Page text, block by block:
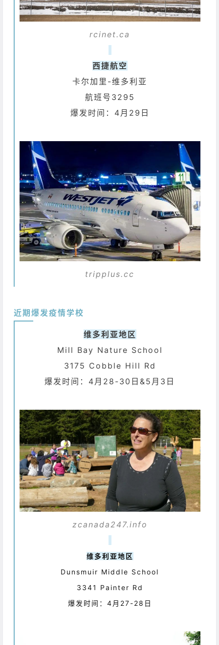
rcinet.ca
西捷航空
卡尔加里-维多利亚
航班号3295
爆发时间：4月29日
tripplus.cc
近期爆发疫情学校
维多利亚地区
Mill Bay Nature School
3175 Cobble Hill Rd
爆发时间：4月28-30日&5月3日
zcanada247.info
维多利亚地区
Dunsmuir Middle School
3341 Painter Rd
爆发时间：4月27-28日